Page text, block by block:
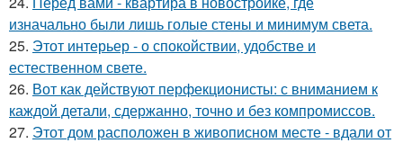
изначально были лишь голые стены и минимум света.
25. Этот интерьер - о спокойствии, удобстве и
естественном свете.
26. Вот как действуют перфекционисты: с вниманием к
каждой детали, сдержанно, точно и без компромиссов.
27. Этот дом расположен в живописном месте - вдали от